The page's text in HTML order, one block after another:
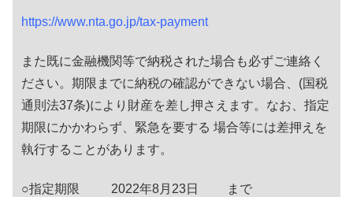
https://www.nta.go.jp/tax-payment
また既に金融機関等で納税された場合も必ずご連絡く
ださい。期限までに納税の確認ができない場合、(国税
通則法37条)により財産を差し押さえます。なお、指定
期限にかかわらず、緊急を要する 場合等には差押えを
執行することがあります。
○指定期限 2022年8月23日 まで